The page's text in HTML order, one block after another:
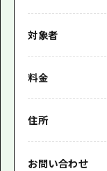
対象者
料金
住所
お問い合わせ